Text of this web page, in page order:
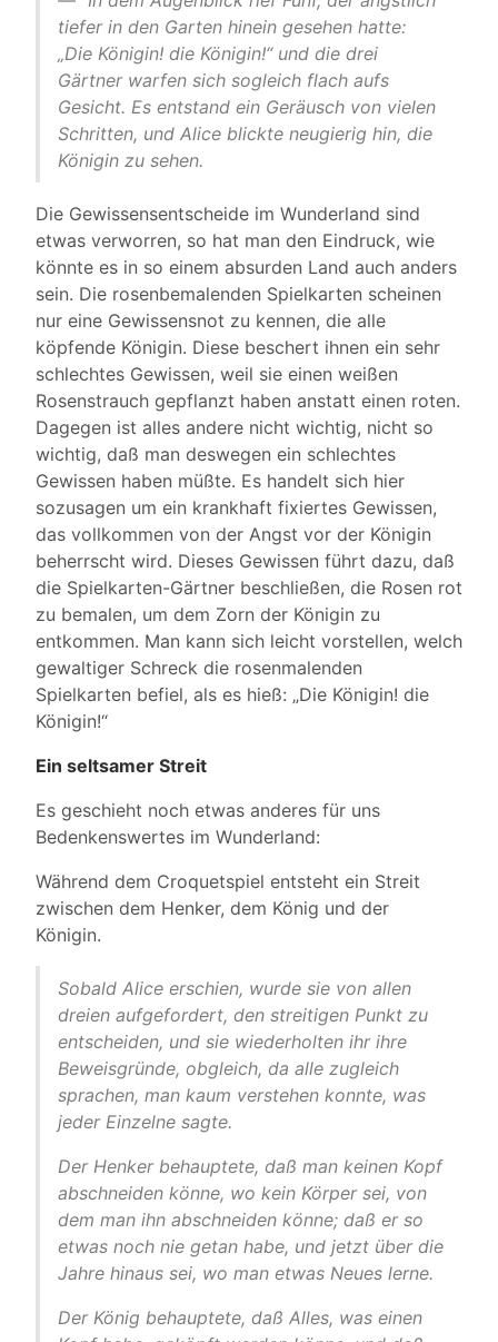
tiefer in den Garten hinein gesehen hatte:
„Die Königin! die Königin!“ und die drei
Gärtner warfen sich sogleich flach aufs
Gesicht. Es entstand ein Geräusch von vielen
Schritten, und Alice blickte neugierig hin, die
Königin zu sehen.
Die Gewissensentscheide im Wunderland sind
etwas verworren, so hat man den Eindruck, wie
könnte es in so einem absurden Land auch anders
sein. Die rosenbemalenden Spielkarten scheinen
nur eine Gewissensnot zu kennen, die alle
köpfende Königin. Diese beschert ihnen ein sehr
schlechtes Gewissen, weil sie einen weißen
Rosenstrauch gepflanzt haben anstatt einen roten.
Dagegen ist alles andere nicht wichtig, nicht so
wichtig, daß man deswegen ein schlechtes
Gewissen haben müßte. Es handelt sich hier
sozusagen um ein krankhaft fixiertes Gewissen,
das vollkommen von der Angst vor der Königin
beherrscht wird. Dieses Gewissen führt dazu, daß
die Spielkarten-Gärtner beschließen, die Rosen rot
zu bemalen, um dem Zorn der Königin zu
entkommen. Man kann sich leicht vorstellen, welch
gewaltiger Schreck die rosenmalenden
Spielkarten befiel, als es hieß: „Die Königin! die
Königin!“
Ein seltsamer Streit
Es geschieht noch etwas anderes für uns
Bedenkenswertes im Wunderland:
Während dem Croquetspiel entsteht ein Streit
zwischen dem Henker, dem König und der
Königin.
Sobald Alice erschien, wurde sie von allen
dreien aufgefordert, den streitigen Punkt zu
entscheiden, und sie wiederholten ihr ihre
Beweisgründe, obgleich, da alle zugleich
sprachen, man kaum verstehen konnte, was
jeder Einzelne sagte.
Der Henker behauptete, daß man keinen Kopf
abschneiden könne, wo kein Körper sei, von
dem man ihn abschneiden könne; daß er so
etwas noch nie getan habe, und jetzt über die
Jahre hinaus sei, wo man etwas Neues lerne.
Der König behauptete, daß Alles, was einen